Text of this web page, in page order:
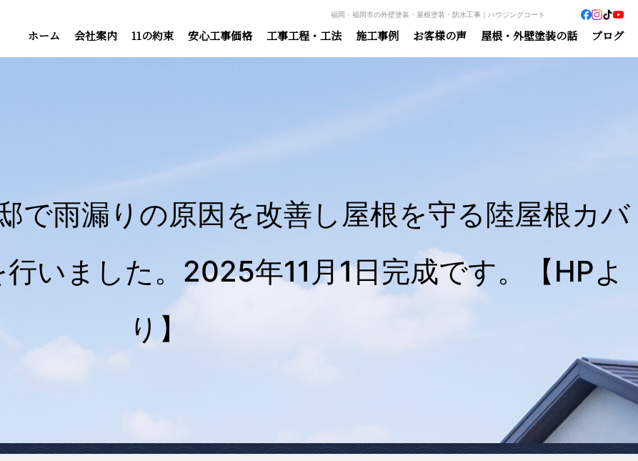
福岡・福岡市の外壁塗装・屋根塗装・防水工事｜ハウジングコート
ホーム 会社案内 11の約束 安心工事価格 工事工程・工法 施工事例 お客様の声 屋根・外壁塗装の話 ブログ
で雨漏りの原因を改善し屋根を守る陸屋根カバ
いました。2025年11月1日完成です。【HPよ
り】